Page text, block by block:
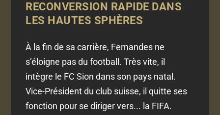
RECONVERSION RAPIDE DANS
LES HAUTES SPHÈRES
À la fin de sa carrière, Fernandes ne
s’éloigne pas du football. Très vite, il
intègre le FC Sion dans son pays natal.
Vice-Président du club suisse, il quitte ses
fonction pour se diriger vers... la FIFA.